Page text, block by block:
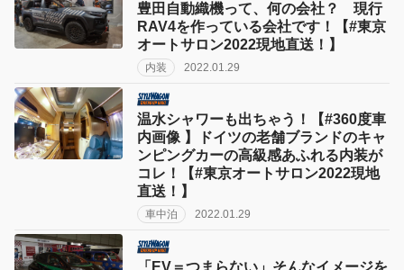
豊田自動織機って、何の会社？ 現行
RAV4を作っている会社です！【#東京
オートサロン2022現地直送！】
内装 2022.01.29
温水シャワーも出ちゃう！【#360度車
内画像 】ドイツの老舗ブランドのキャ
ンピングカーの高級感あふれる内装が
コレ！【#東京オートサロン2022現地
直送！】
車中泊 2022.01.29
「EV＝つまらない」そんなイメージを